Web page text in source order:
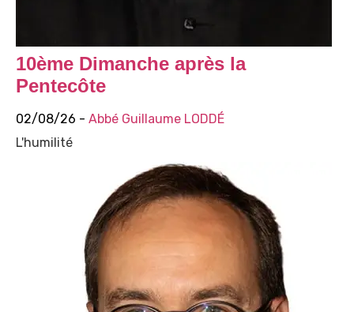
10ème Dimanche après la
Pentecôte
02/08/26 - Abbé Guillaume LODDÉ
L'humilité